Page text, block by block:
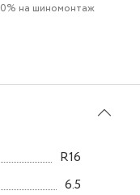
на шиномонтаж
R16
6.5